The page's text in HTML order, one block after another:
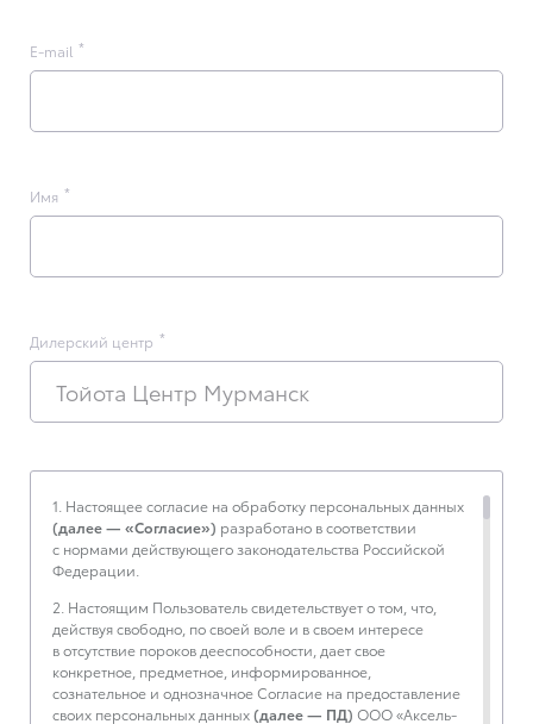
E-mail
Имя
Дилерский центр
Тойота Центр Мурманск
1. Настоящее согласие на обработку персональных данных
(далее — «Согласие») разработано в соответствии
с нормами действующего законодательства Российской
Федерации.
2. Настоящим Пользователь свидетельствует о том, что,
действуя свободно, по своей воле и в своем интересе
в отсутствие пороков дееспособности, дает свое
конкретное, предметное, информированное,
сознательное и однозначное Согласие на предоставление
своих персональных данных(далее — ПД) ООО «Аксель-